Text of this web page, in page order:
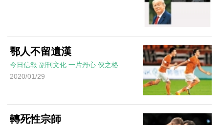
鄂人不留遺漢
今日信報 副刊文化 一片丹心 俠之格
2020/01/29
轉死性宗師